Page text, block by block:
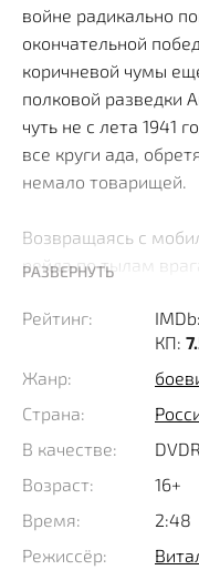
войне радикально
окончательной
коричневой чумы
полковой разведки
чуть не с лета 1941
все круги ада,
немало товарищей.
Возвращаясь с
рейда по тылам
во время которого
спустя сутки после
ухитряется
тяжелой контузией.
докладывает по
случайно наткнулся
Вот только во время
РАЗВЕРНУТЬ
Рейтинг: IMDb:
КП:
Жанр:
Страна:
В качестве:
Возраст:
16+
Время:
2:48
Режиссёр: